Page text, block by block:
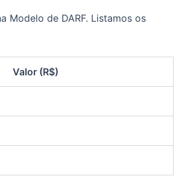
Modelo de DARF. Listamos os
Valor (R$)